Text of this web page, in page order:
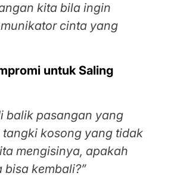
kita bila ingin
cinta yang
untuk Saling
balik pasangan yang
kosong yang tidak
mengisinya, apakah
kembali?”